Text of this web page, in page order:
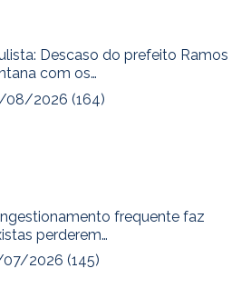
Descaso do prefeito Ramos
com os…
08/2026 (164)
frequente faz
perderem…
07/2026 (145)